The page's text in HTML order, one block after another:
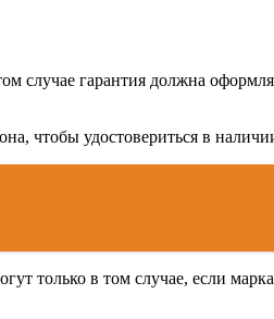
случае гарантия должна
чтобы удостовериться в
только в том случае, если